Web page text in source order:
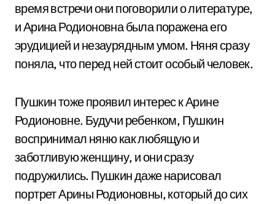
время встречи они поговорили о литературе,
и Арина Родионовна была поражена его
эрудицией и незаурядным умом. Няня сразу
поняла, что перед ней стоит особый человек.
Пушкин тоже проявил интерес к Арине
Родионовне. Будучи ребенком, Пушкин
воспринимал няню как любящую и
заботливую женщину, и они сразу
подружились. Пушкин даже нарисовал
портрет Арины Родионовны, который до сих